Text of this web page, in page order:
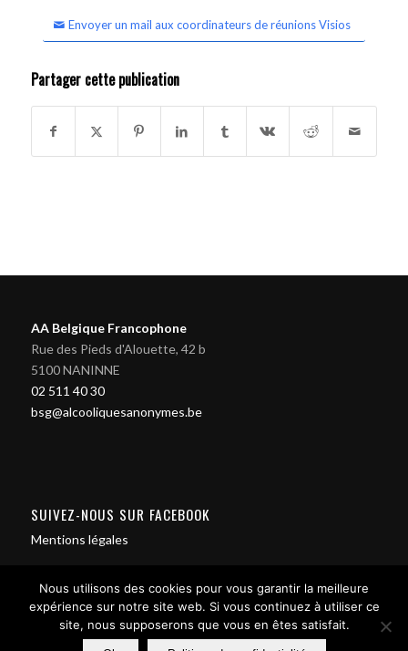
Envoyer un mail aux coordinateurs de réunions Visios
Partager cette publication
AA Belgique Francophone
Rue des Pieds d'Alouette, 42 b
5100 NANINNE
02 511 40 30
bsg@alcooliquesanonymes.be
SUIVEZ-NOUS SUR FACEBOOK
Mentions légales
Nous utilisons des cookies pour vous garantir la meilleure
expérience sur notre site web. Si vous continuez à utiliser ce
site, nous supposerons que vous en êtes satisfait.
Contact us